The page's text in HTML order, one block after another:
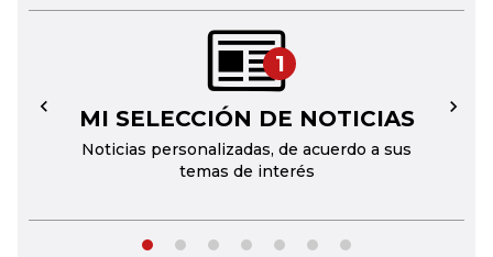
1
MI SELECCIÓN DE NOTICIAS
Noticias personalizadas, de acuerdo a sus
temas de interés
← →